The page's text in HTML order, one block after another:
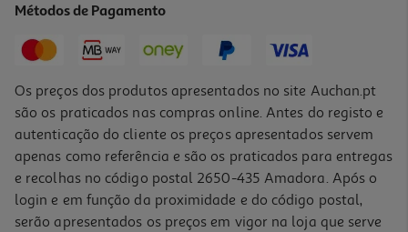
16,90 € PVP de editor
-10%
Métodos de Pagamento
Os preços dos produtos apresentados no site Auchan.pt
são os praticados nas compras online. Antes do registo e
autenticação do cliente os preços apresentados servem
apenas como referência e são os praticados para entregas
e recolhas no código postal 2650-435 Amadora. Após o
login e em função da proximidade e do código postal,
serão apresentados os preços em vigor na loja que serve